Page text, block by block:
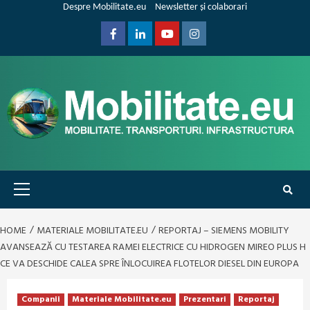
Despre Mobilitate.eu Newsletter și colaborari
FacebookLinkedinYoutubeInstagram
Primary
Menu
HOME MATERIALE MOBILITATE.EU
REPORTAJ – SIEMENS MOBILITY
AVANSEAZĂ CU TESTAREA RAMEI ELECTRICE CU HIDROGEN MIREO PLUS H
CE VA DESCHIDE CALEA SPRE ÎNLOCUIREA FLOTELOR DIESEL DIN EUROPA
Companii Materiale Mobilitate.eu Prezentari
Reportaj